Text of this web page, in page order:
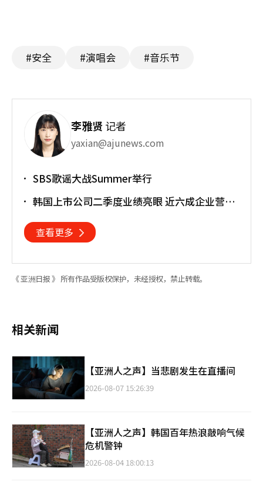
#安全 #演唱会 #音乐节
李雅贤记者
yaxian@ajunews.com
SBS歌谣大战Summer举行
韩国上市公司二季度业绩亮眼 近六成企业营业
查看更多
《 亚洲日报 》 所有作品受版权保护，未经授权，禁止转载。
相关新闻
【亚洲人之声】当悲剧发生在直播间
2026-08-07 15:26:39
【亚洲人之声】韩国百年热浪敲响气候
危机警钟
2026-08-04 18:00:13